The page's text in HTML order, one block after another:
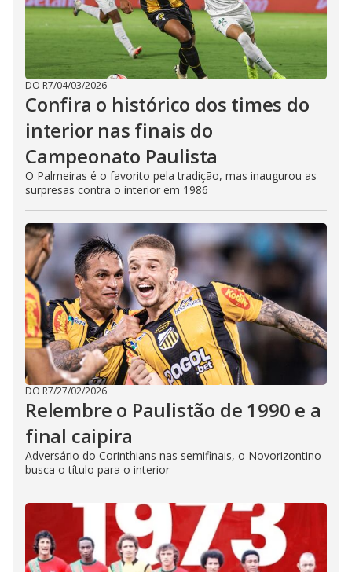
DO R7/04/03/2026
Confira o histórico dos times do
interior nas finais do
Campeonato Paulista
O Palmeiras é o favorito pela tradição, mas inaugurou as
surpresas contra o interior em 1986
DO R7/27/02/2026
Relembre o Paulistão de 1990 e a
final caipira
Adversário do Corinthians nas semifinais, o Novorizontino
busca o título para o interior